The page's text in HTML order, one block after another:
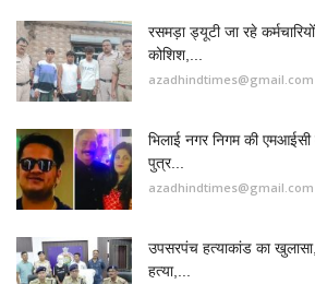
रसमड़ा ड्यूटी जा रहे
कोशिश,...
azadhindtimes@gmail.com
भिलाई नगर निगम की एमआईसी
पुत्र...
azadhindtimes@gmail.com
उपसरपंच हत्याकांड का
हत्या,...